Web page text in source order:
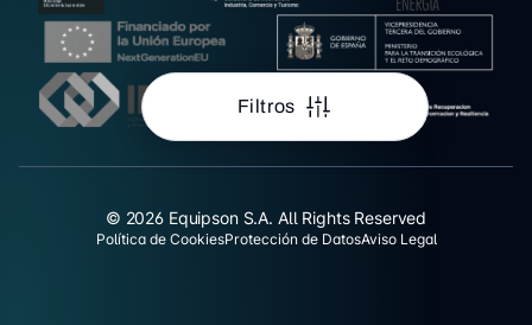
Filtros
© 2026 Equipson S.A. All Rights Reserved
Política de CookiesProtección de DatosAviso Legal